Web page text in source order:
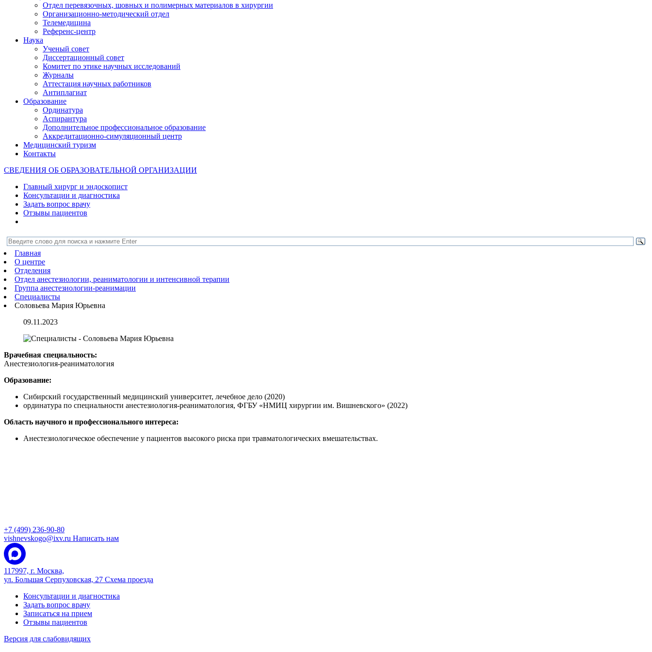
Отдел перевязочных, шовных и полимерных материалов в хирургии
Организационно-методический отдел
Телемедицина
Референс-центр
Наука
Ученый совет
Диссертационный совет
Комитет по этике научных исследований
Журналы
Аттестация научных работников
Антиплагиат
Образование
Ординатура
Аспирантура
Дополнительное профессиональное образование
Аккредитационно-симуляционный центр
Медицинский туризм
Контакты
СВЕДЕНИЯ ОБ ОБРАЗОВАТЕЛЬНОЙ ОРГАНИЗАЦИИ
Главный хирург и эндоскопист
Консультации и диагностика
Задать вопрос врачу
Отзывы пациентов
Главная
О центре
Отделения
Отдел анестезиологии, реаниматологии и интенсивной терапии
Группа анестезиологии-реанимации
Специалисты
Соловьева Мария Юрьевна
09.11.2023
Врачебная специальность:
Анестезиология-реаниматология
Образование:
Сибирский государственный медицинский университет, лечебное дело (2020)
ординатура по специальности анестезиология-реаниматология, ФГБУ «НМИЦ хирургии им. Вишневского» (2022)
Область научного и профессионального интереса:
Анестезиологическое обеспечение у пациентов высокого риска при травматологических вмешательствах.
+7 (499) 236-90-80
vishnevskogo@ixv.ru Написать нам
117997, г. Москва,
ул. Большая Серпуховская, 27 Схема проезда
Консультации и диагностика
Задать вопрос врачу
Записаться на прием
Отзывы пациентов
Версия для слабовидящих